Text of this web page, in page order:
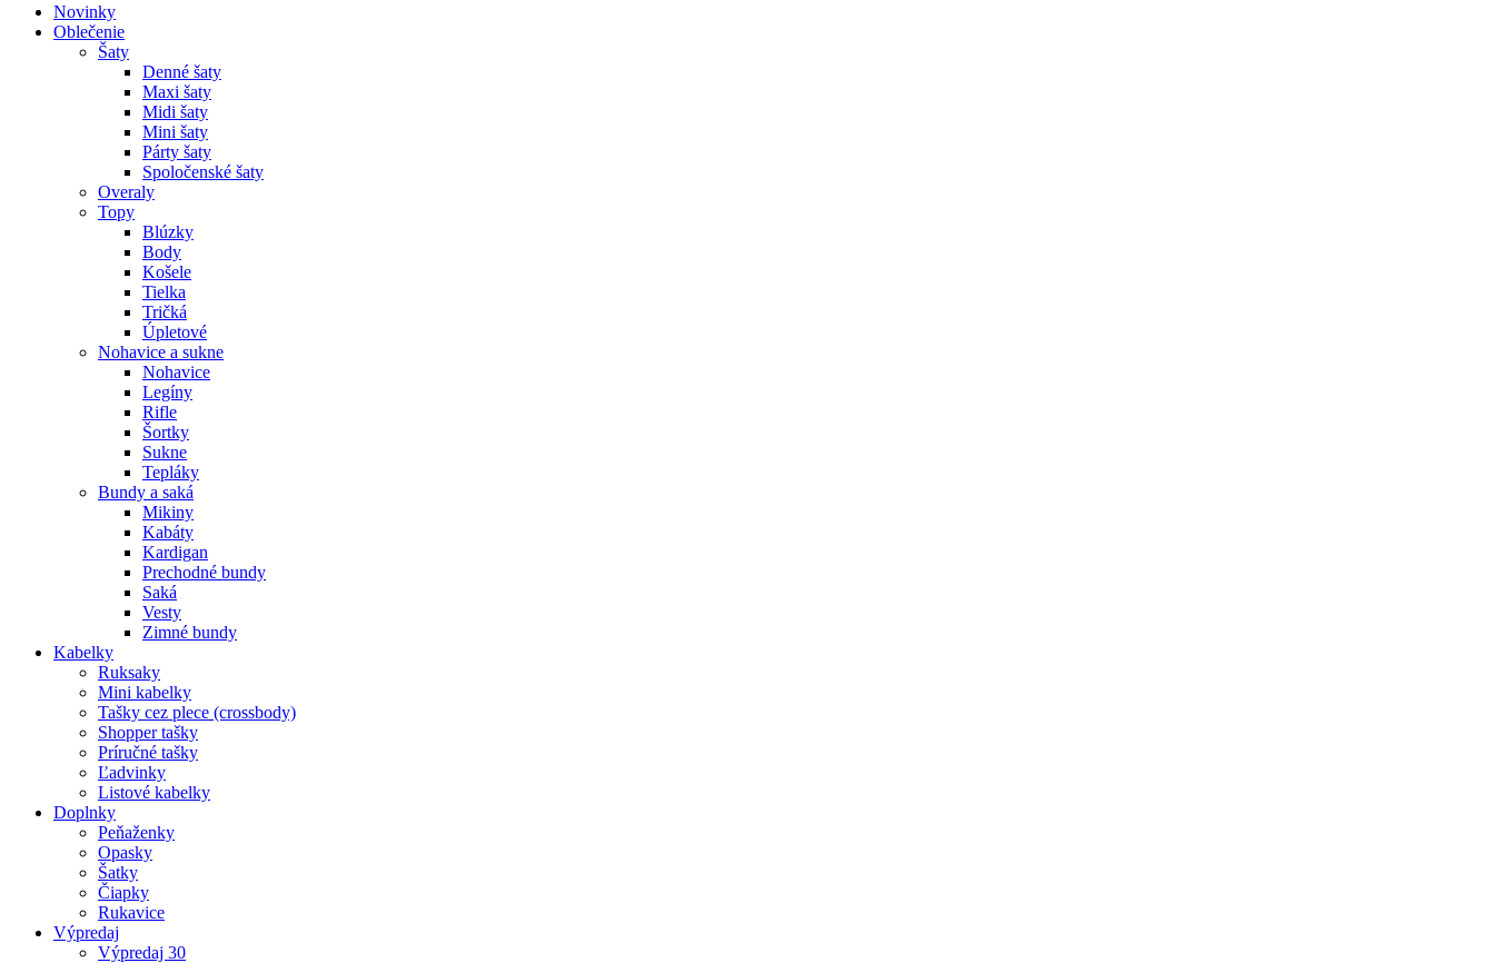
Novinky
Oblečenie
Šaty
Denné šaty
Maxi šaty
Midi šaty
Mini šaty
Párty šaty
Spoločenské šaty
Overaly
Topy
Blúzky
Body
Košele
Tielka
Tričká
Úpletové
Nohavice a sukne
Nohavice
Legíny
Rifle
Šortky
Sukne
Tepláky
Bundy a saká
Mikiny
Kabáty
Kardigan
Prechodné bundy
Saká
Vesty
Zimné bundy
Kabelky
Ruksaky
Mini kabelky
Tašky cez plece (crossbody)
Shopper tašky
Príručné tašky
Ľadvinky
Listové kabelky
Doplnky
Peňaženky
Opasky
Šatky
Čiapky
Rukavice
Výpredaj
Výpredaj 30